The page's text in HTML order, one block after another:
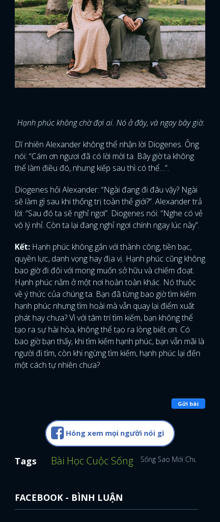
Hạnh phúc không chờ đợi ai. Nó ở đây, và ngay bây giờ.
Dĩ nhiên Alexander không thể nhận lời Diogenes. Ông
nói: “Cám ơn ngươi đã có lời mời ta. Bây giờ ta không
thể làm điều đó, nhưng kiếp sau thì có thể…”.
Diogenes hỏi Alexander: “Ngài đang đi đâu vậy? Ngài
sẽ làm gì sau khi thống trị toàn thế giới?”. Alexander trả
lời: “Sau đó ta sẽ nghỉ ngơi”. Diogenes nói: “Nghe có vẻ
vô lý nhỉ. Còn ta lại đang nghỉ ngơi chính ngay lúc này”.
Kết: Hạnh phúc không gắn với thành công, tiền bạc,
quyền lực, danh vọng hay địa vị. Hạnh phúc cũng không
bao giờ đi đôi với mong muốn sở hữu và chiếm đoạt.
Hạnh phúc nằm ở một nơi hoàn toàn khác. Nó thuộc
về ý thức của chúng ta. Bạn đã từng bao giờ tìm kiếm
hạnh phúc nhưng tìm hoài mà vẫn quay lại điểm xuất
phát hay chưa? Vì với tâm trí tìm kiếm, bạn không thể
tạo ra sự hài hòa, không thể tạo ra lòng biết ơn. Có
bao giờ bạn thấy, khi tìm kiếm hạnh phúc, bạn vẫn mãi là
người đi tìm, còn khi ngừng tìm kiếm, hạnh phúc lại đến
một cách tự nhiên chưa?
Gửi bài
Hóng xem mọi người nói gì
Tags Bài Học Cuộc Sống Sống Sao Mới Chuẩn
FACEBOOK - BÌNH LUẬN